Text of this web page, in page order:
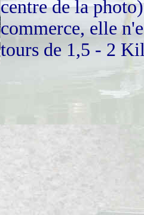
centre de la
commerce, elle
tours de 1,5 - 2